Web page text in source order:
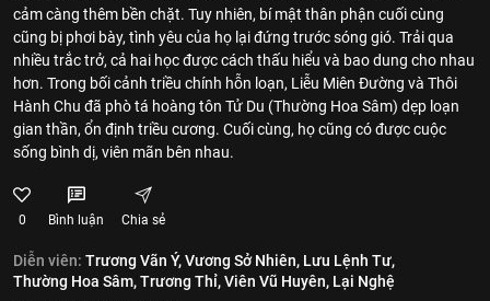
cảm càng thêm bền chặt. Tuy nhiên, bí mật thân phận cuối cùng
cũng bị phơi bày, tình yêu của họ lại đứng trước sóng gió. Trải qua
nhiều trắc trở, cả hai học được cách thấu hiểu và bao dung cho nhau
hơn. Trong bối cảnh triều chính hỗn loạn, Liễu Miên Đường và Thôi
Hành Chu đã phò tá hoàng tôn Tử Du (Thường Hoa Sâm) dẹp loạn
gian thần, ổn định triều cương. Cuối cùng, họ cũng có được cuộc
sống bình dị, viên mãn bên nhau.
0 Bình luận Chia sẻ
Diễn viên: Trương Vãn Ý,Vương Sở Nhiên, Lưu Lệnh Tư,
Thường Hoa Sâm,Trương Thỉ,Viên Vũ Huyên, Lại Nghệ